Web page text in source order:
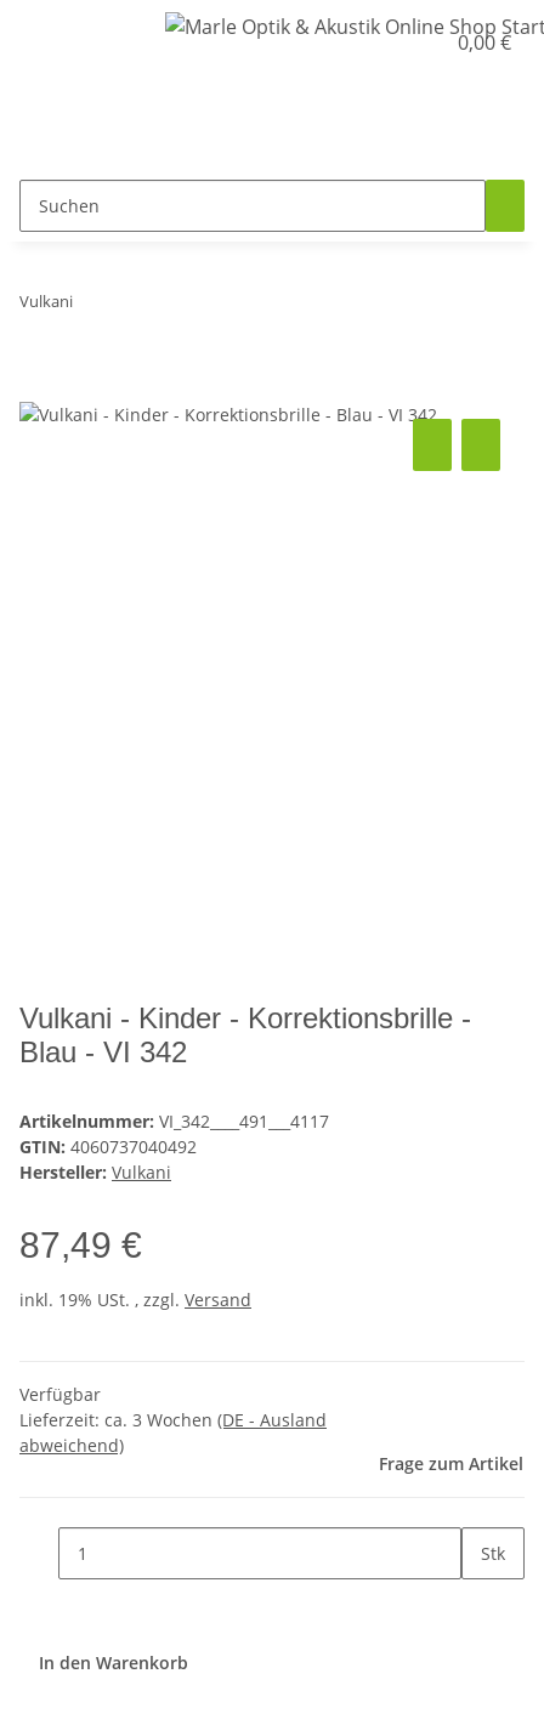
0,00 €
Vulkani
Vulkani - Kinder - Korrektionsbrille -
Blau - VI 342
Artikelnummer: VI_342____491___4117
GTIN: 4060737040492
Hersteller: Vulkani
87,49 €
inkl. 19% USt. , zzgl. Versand
Verfügbar
Lieferzeit: ca. 3 Wochen (DE - Ausland
abweichend)
Frage zum Artikel
Stk
In den Warenkorb